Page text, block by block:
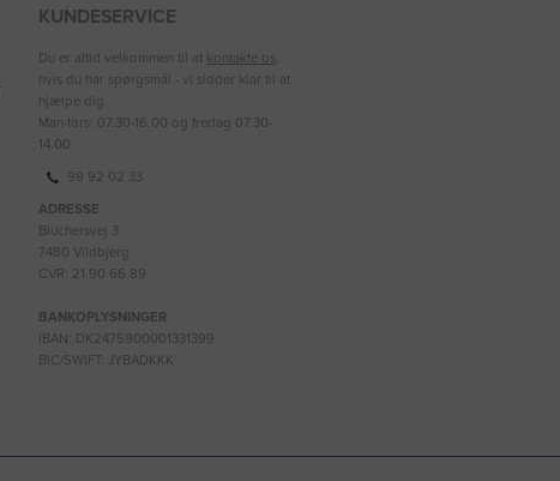
KUNDESERVICE
Du er altid velkommen til at kontakte os,
hvis du har spørgsmål - vi sidder klar til at
hjælpe dig.
Man-tors: 07.30-16.00 og fredag 07.30-
14.00.
99 92 02 33
ADRESSE
Blüchersvej 3
7480 Vildbjerg
CVR: 21 90 66 89
BANKOPLYSNINGER
IBAN: DK2475900001331399
BIC/SWIFT: JYBADKKK